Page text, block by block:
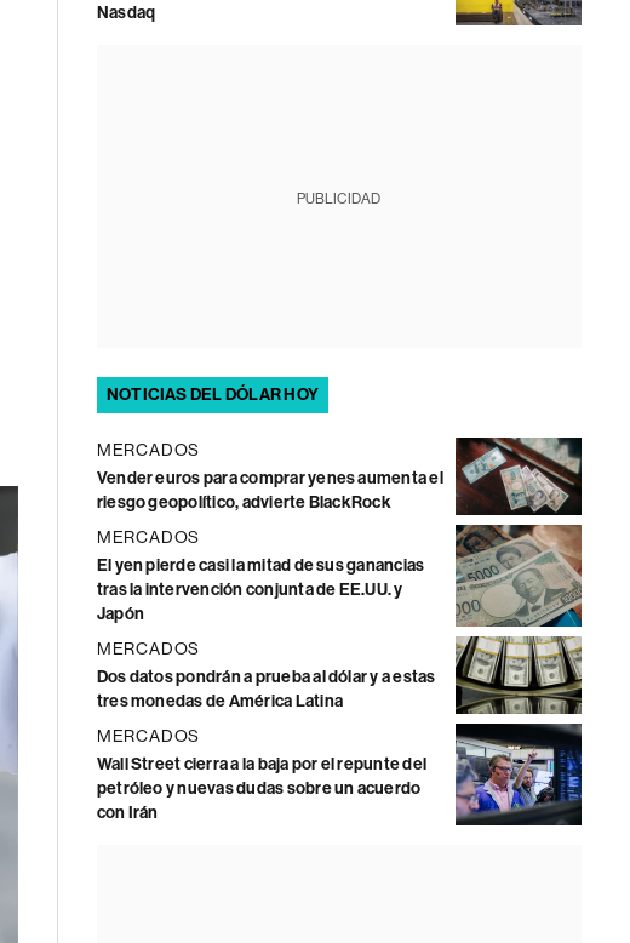
Nasdaq
PUBLICIDAD
NOTICIAS DEL DÓLAR HOY
MERCADOS
Vender euros para comprar yenes aumenta el
riesgo geopolítico, advierte BlackRock
MERCADOS
El yen pierde casi la mitad de sus ganancias
tras la intervención conjunta de EE.UU. y
Japón
MERCADOS
Dos datos pondrán a prueba al dólar y a estas
tres monedas de América Latina
MERCADOS
Wall Street cierra a la baja por el repunte del
petróleo y nuevas dudas sobre un acuerdo
con Irán